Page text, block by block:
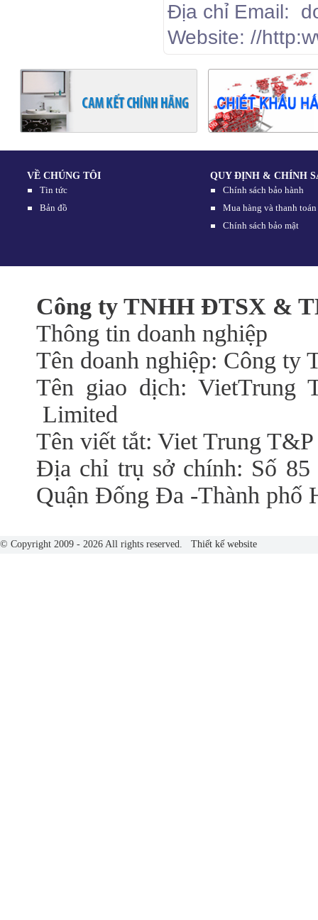
Địa chỉ Email:
Website: //
VỀ CHÚNG TÔI
Tin tức
Bản đồ
QUY ĐỊNH & CHÍNH
Chính sách bảo hành
Mua hàng và thanh toán
Chính sách bảo mật
Công ty TNHH ĐTSX &
Thông tin doanh nghiệp
Tên doanh nghiệp: Công
Tên giao dịch: VietTrung
Limited
Tên viết tắt: Viet Trung
Địa chỉ trụ sở chính: Số
Quận Đống Đa -Thành phố
© Copyright 2009 - 2026 All rights reserved. Thiết kế website